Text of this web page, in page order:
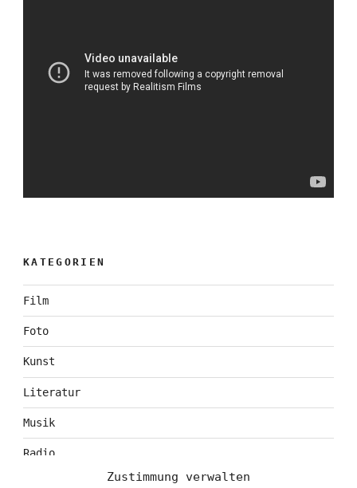
Zustimmung verwalten
KATEGORIEN
Film
Foto
Kunst
Literatur
Musik
Radio